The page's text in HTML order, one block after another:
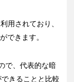
用されており、
できます。
で、代表的な暗
きることと比較